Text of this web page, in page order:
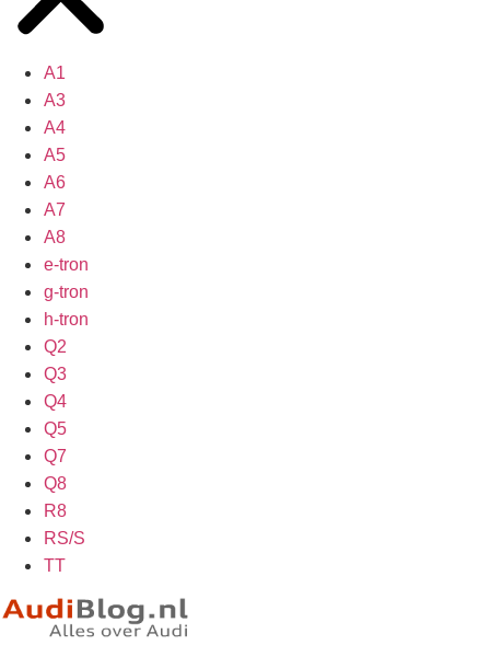
A1
A3
A4
A5
A6
A7
A8
e-tron
g-tron
h-tron
Q2
Q3
Q4
Q5
Q7
Q8
R8
RS/S
TT